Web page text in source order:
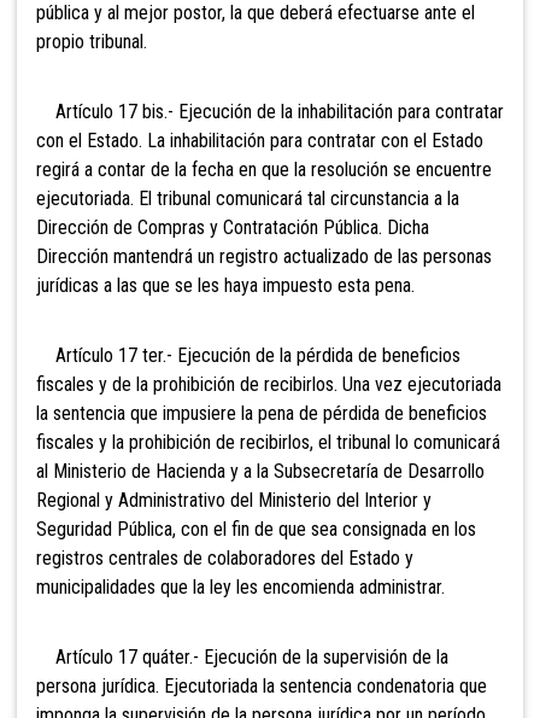
pública y al mejor postor, la que deberá efectuarse ante el
propio tribunal.
Artículo 17 bis.- Ejecución de la inhabilitación para contratar
con el Estado. La inhabilitación para contratar con el Estado
regirá a contar de la fecha en que la resolución se encuentre
ejecutoriada. El tribunal comunicará tal circunstancia a la
Dirección de Compras y Contratación Pública. Dicha
Dirección mantendrá un registro actualizado de las personas
jurídicas a las que se les haya impuesto esta pena.
Artículo 17 ter.- Ejecución de la pérdida de beneficios
fiscales y de la prohibición de recibirlos. Una vez ejecutoriada
la sentencia que impusiere la pena de pérdida de beneficios
fiscales y la prohibición de recibirlos, el tribunal lo comunicará
al Ministerio de Hacienda y a la Subsecretaría de Desarrollo
Regional y Administrativo del Ministerio del Interior y
Seguridad Pública, con el fin de que sea consignada en los
registros centrales de colaboradores del Estado y
municipalidades que la ley les encomienda administrar.
Artículo 17 quáter.- Ejecución de la supervisión de la
persona jurídica. Ejecutoriada la sentencia condenatoria que